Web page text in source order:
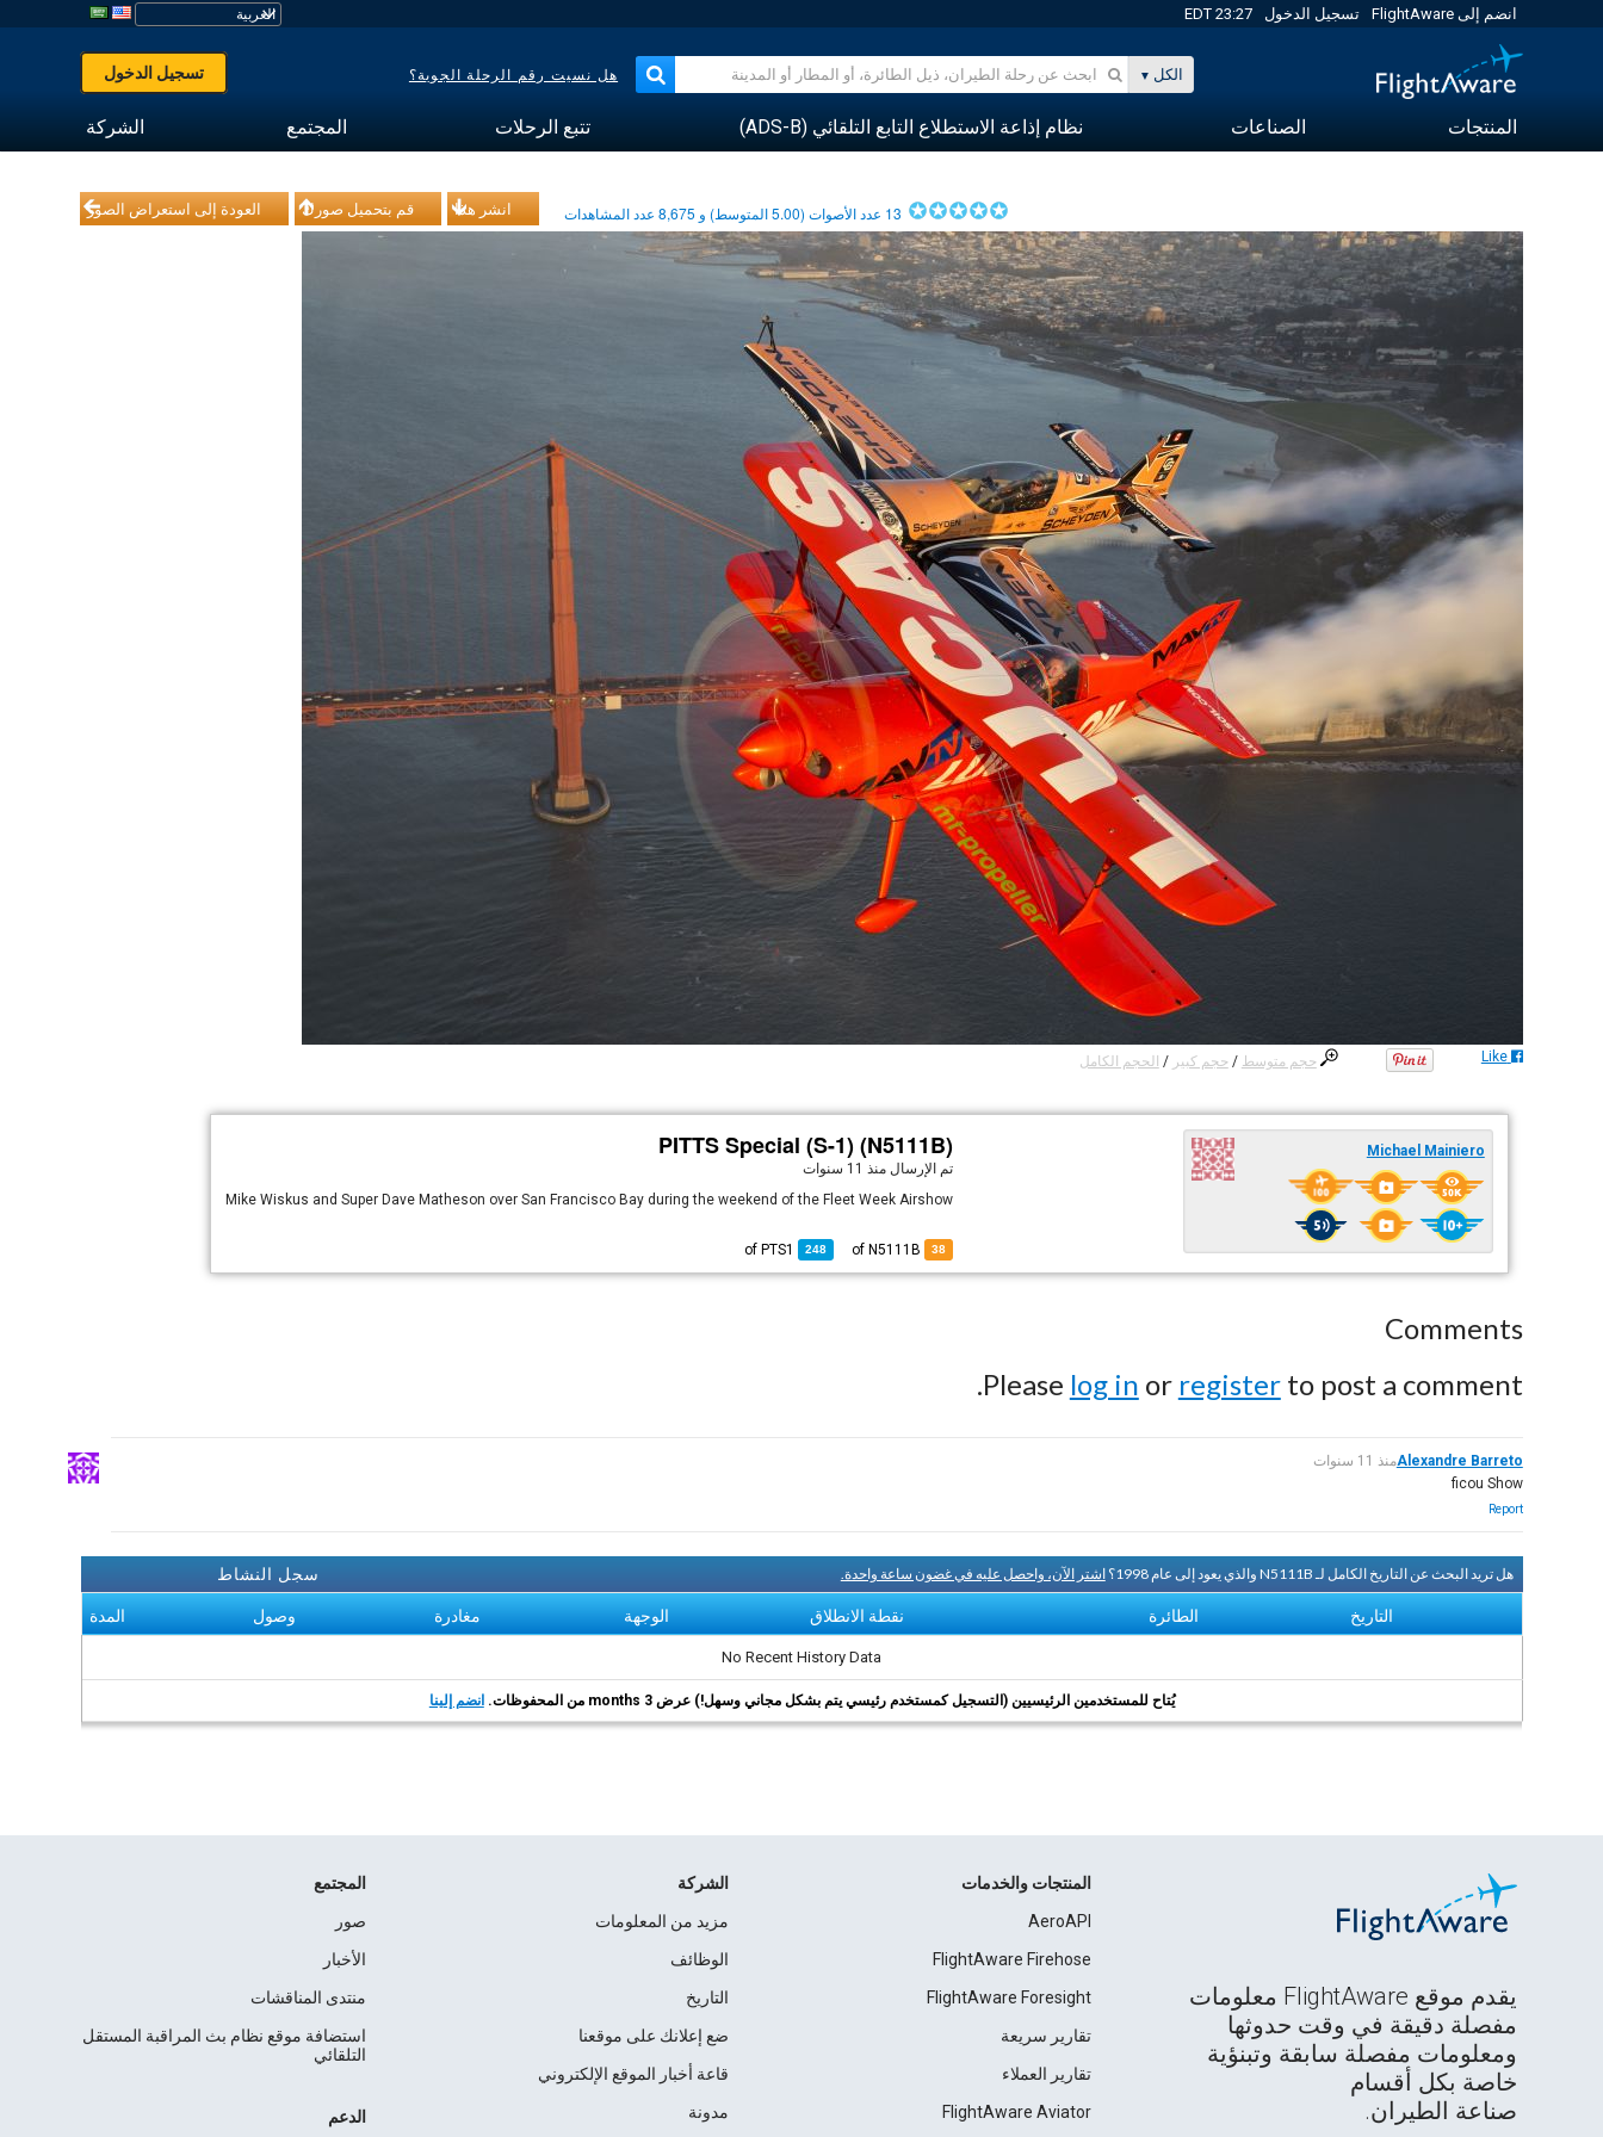
انضم إلى FlightAware تسجيل الدخول 23:27 EDT
الكل هل نسيت رقم الرحلة الجوية؟ تسجيل الدخول
المنتجات الصناعات نظام إذاعة الاستطلاع التابع التلقائي (ADS-B) تتبع الرحلات المجتمع الشركة
العودة إلى استعراض الصور قم بتحميل صورك انشر هذا 13 عدد الأصوات (5.00المتوسط) و 8,675عدد المشاهدات
حجم متوسط / حجم كبير / الحجم الكامل Like
PITTS Special (S-1) (N5111B)
تم الإرسال منذ 11 سنوات
Mike Wiskus and Super Dave Matheson over San Francisco Bay during the weekend of the Fleet Week Airshow
38
248
PTS1
Michael Mainiero
Comments
Please log in or registerto post a comment.
Alexandre Barretoمنذ 11 سنوات
ficou Show
Report
سجل النشاط هل تريد البحث عن التاريخ الكامل لـ N5111B والذي يعود إلى عام 1998؟ اشتر الآن، واحصل عليه في غضون ساعة واحدة.
التاريخ الطائرة نقطة الانطلاق الوجهة مغادرة وصول المدة
No Recent History Data
يُتاح للمستخدمين الرئيسيين (التسجيل كمستخدم رئيسي يتم بشكل مجاني وسهل!) عرض 3 months من المحفوظات. انضم إلينا
يقدم موقع FlightAware معلومات
مفصلة دقيقة في وقت حدوثها
ومعلومات مفصلة سابقة وتبنؤية
خاصة بكل أقسام
صناعة الطيران.
المنتجات والخدمات
AeroAPI
FlightAware Firehose
FlightAware Foresight
تقارير سريعة
تقارير العملاء
FlightAware Aviator
الشركة
مزيد من المعلومات
الوظائف
التاريخ
ضع إعلانك على موقعنا
قاعة أخبار الموقع الإلكتروني
مدونة
المجتمع
صور
الأخبار
منتدى المناقشات
استضافة موقع نظام بث المراقبة المستقل
التلقائي
الدعم